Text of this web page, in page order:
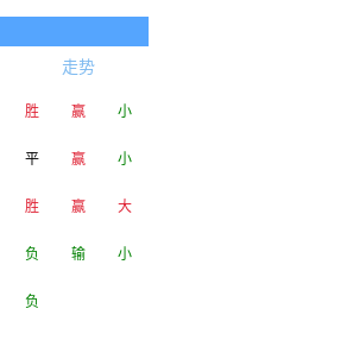
走势
胜 赢 小
平 赢 小
胜 赢 大
负 输 小
负